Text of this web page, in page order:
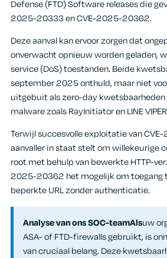
Defense (FTD) Software releases die
2025-20333 en CVE-2025-20362.
Deze aanval kan ervoor zorgen dat
onverwacht opnieuw worden geladen,
service (DoS) toestanden. Beide
september 2025 onthuld, maar niet
uitgebuit als zero-day kwetsbaarheden
malware zoals RayInitiator en LINE
Terwijl succesvolle exploitatie van
aanvaller in staat stelt om willekeurige
root met behulp van bewerkte HTTP-
2025-20362 het mogelijk om toegang
beperkte URL zonder authenticatie.
Analyse van ons SOC-teamAlsuw
ASA- of FTD-firewalls gebruikt, is
van cruciaal belang. Deze